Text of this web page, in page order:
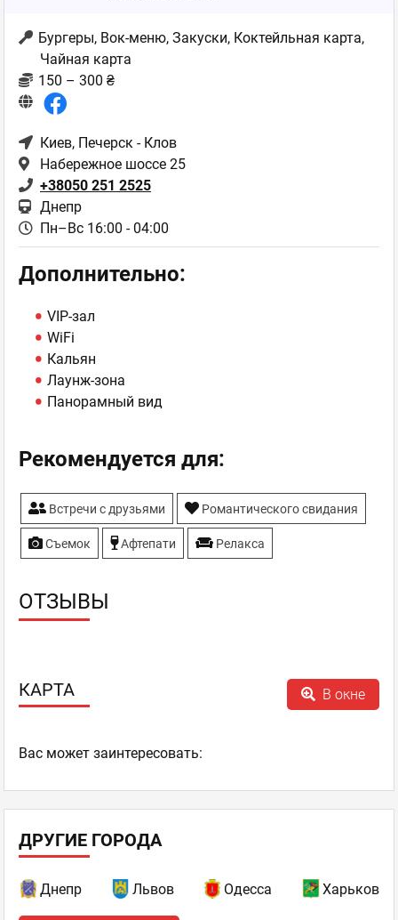
Бургеры, Вок-меню, Закуски, Коктейльная карта,
Чайная карта
150 – 300 ₴
Киев, Печерск - Клов
Набережное шоссе 25
+38050 251 2525
Днепр
Пн–Вс 16:00 - 04:00
Дополнительно:
VIP-зал
WiFi
Кальян
Лаунж-зона
Панорамный вид
Рекомендуется для:
Встречи с друзьями Романтического свидания
Съемок Афтепати Релакса
ОТЗЫВЫ
КАРТА В окне
Ваc может заинтересовать:
ДРУГИЕ ГОРОДА
Днепр Львов Одесса Харьков